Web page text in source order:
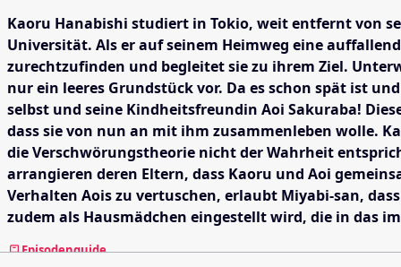
Kaoru Hanabishi studiert in Tokio, weit entfernt von
Universität. Als er auf seinem Heimweg eine
zurechtzufinden und begleitet sie zu ihrem Ziel.
nur ein leeres Grundstück vor. Da es schon spät ist
selbst und seine Kindheitsfreundin Aoi Sakuraba!
dass sie von nun an mit ihm zusammenleben wolle.
die Verschwörungstheorie nicht der Wahrheit
arrangieren deren Eltern, dass Kaoru und Aoi
Verhalten Aois zu vertuschen, erlaubt Miyabi-san,
zudem als Hausmädchen eingestellt wird, die in das
Episodenguide